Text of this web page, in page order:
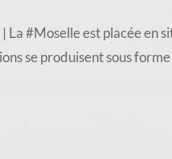
#Moselle est placée en
se produisent sous